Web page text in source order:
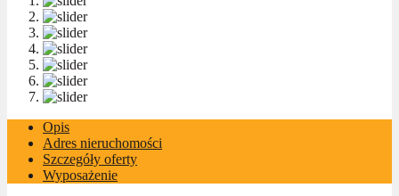
Opis
Adres nieruchomości
Szczegóły oferty
Wyposażenie